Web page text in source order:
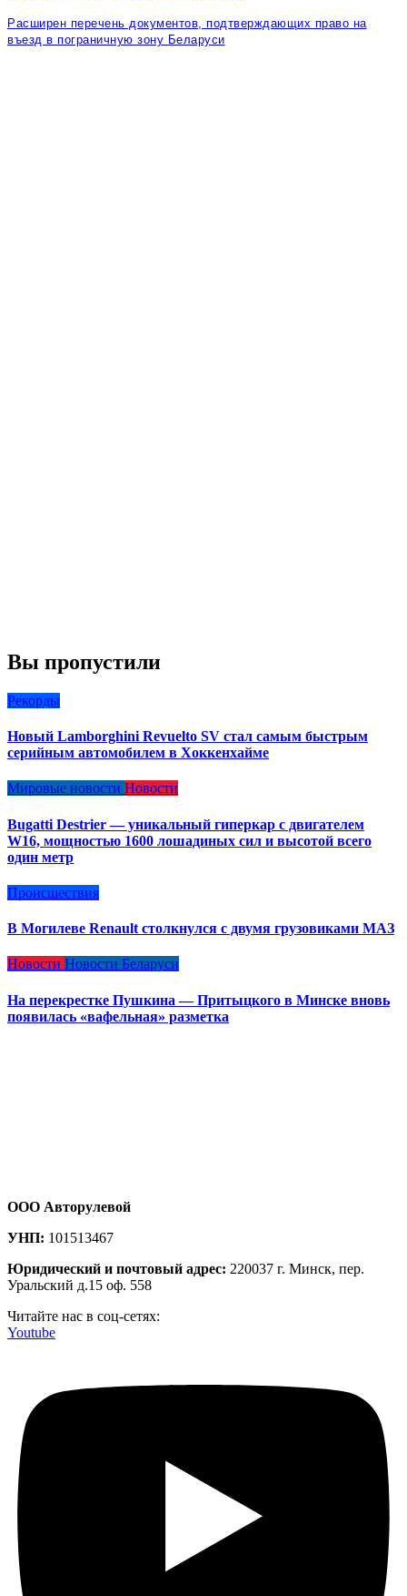
Расширен перечень документов, подтверждающих право на
въезд в пограничную зону Беларуси
Вы пропустили
Рекорды
Новый Lamborghini Revuelto SV стал самым быстрым
серийным автомобилем в Хоккенхайме
Мировые новости Новости
Bugatti Destrier — уникальный гиперкар с двигателем
W16, мощностью 1600 лошадиных сил и высотой всего
один метр
Происшествия
В Могилеве Renault столкнулся с двумя грузовиками МАЗ
Новости Новости Беларуси
На перекрестке Пушкина — Притыцкого в Минске вновь
появилась «вафельная» разметка
ООО Авторулевой
УНП: 101513467
Юридический и почтовый адрес: 220037 г. Минск, пер.
Уральский д.15 оф. 558
Читайте нас в соц-сетях:
Youtube